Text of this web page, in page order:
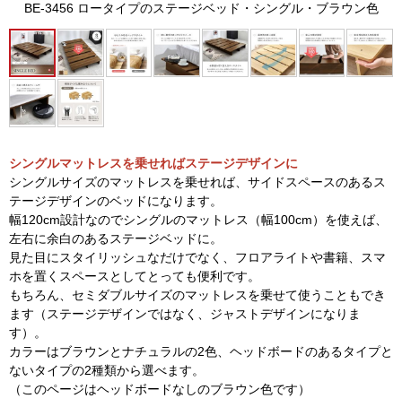
BE-3456 ロータイプのステージベッド・シングル・ブラウン色
シングルマットレスを乗せればステージデザインに
シングルサイズのマットレスを乗せれば、サイドスペースのあるス
テージデザインのベッドになります。
幅120cm設計なのでシングルのマットレス（幅100cm）を使えば、
左右に余白のあるステージベッドに。
見た目にスタイリッシュなだけでなく、フロアライトや書籍、スマ
ホを置くスペースとしてとっても便利です。
もちろん、セミダブルサイズのマットレスを乗せて使うこともでき
ます（ステージデザインではなく、ジャストデザインになりま
す）。
カラーはブラウンとナチュラルの2色、ヘッドボードのあるタイプと
ないタイプの2種類から選べます。
（このページはヘッドボードなしのブラウン色です）